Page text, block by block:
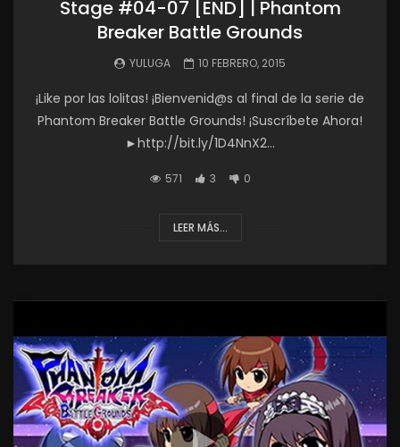
Stage #04-07 [END] | Phantom
Breaker Battle Grounds
YULUGA 10 FEBRERO, 2015
¡Like por las lolitas! ¡Bienvenid@s al final de la serie de
Phantom Breaker Battle Grounds! ¡Suscríbete Ahora!
►http://bit.ly/1D4NnX2...
571 3 0
LEER MÁS...